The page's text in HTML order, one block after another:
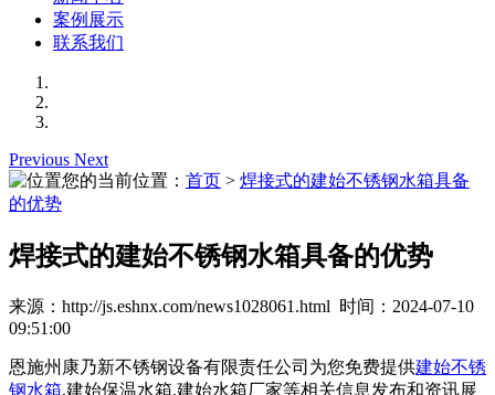
案例展示
联系我们
Previous Next
您的当前位置： 首页 > 焊接式的建始不锈钢水箱具备
的优势
焊接式的建始不锈钢水箱具备的优势
来源：http://js.eshnx.com/news1028061.html 时间：2024-07-10
09:51:00
恩施州康乃新不锈钢设备有限责任公司为您免费提供建始不锈
钢水箱,建始保温水箱,建始水箱厂家等相关信息发布和资讯展